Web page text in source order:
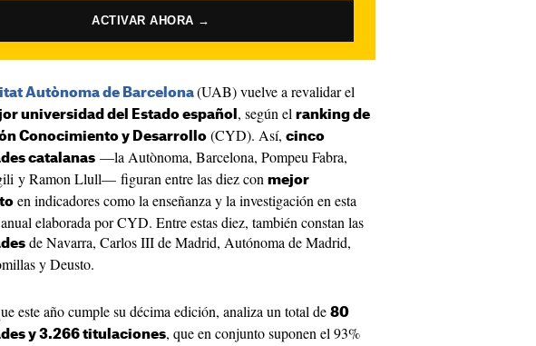
ACTIVAR AHORA →
Autònoma de Barcelona (UAB) vuelve a revalidar el
universidad del Estado español , según el ranking de
Conocimiento y Desarrollo (CYD). Así, cinco
catalanas —la Autònoma, Barcelona, Pompeu Fabra,
y Ramon Llull— figuran entre las diez con mejor
en indicadores como la enseñanza y la investigación en esta
elaborada por CYD. Entre estas diez, también constan las
de Navarra, Carlos III de Madrid, Autónoma de Madrid,
y Deusto.
este año cumple su décima edición, analiza un total de 80
y 3.266 titulaciones, que en conjunto suponen el 93%